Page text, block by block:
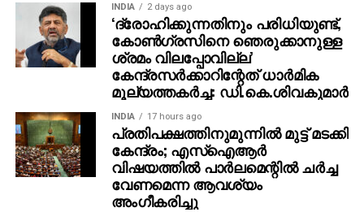
INDIA 2 days ago
‘ദ്രോഹിക്കുന്നതിനും പരിധിയുണ്ട്,
കോണ്‍ഗ്രസിനെ ഞെരുക്കാനുള്ള
ശ്രമം വിലപ്പോവില്ല’
കേന്ദ്രസര്‍ക്കാറിന്റേത് ധാര്‍മിക
മൂല്യത്തകര്‍ച്ച: ഡി.കെ.ശിവകുമാര്‍
INDIA 17 hours ago
പ്രതിപക്ഷത്തിനുമുന്നില്‍ മുട്ട് മടക്കി
കേന്ദ്രം; എസ്ഐആർ
വിഷയത്തിൽ പാർലമെന്റിൽ ചർച്ച
വേണമെന്ന ആവശ്യം
അംഗീകരിച്ചു